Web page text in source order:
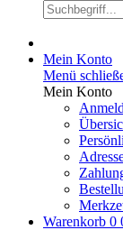
Mein Konto
Menü
Mein Konto
Warenkorb 0